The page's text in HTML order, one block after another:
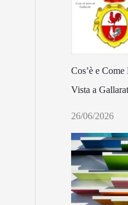
Cos’è e
Vista a
26/06/2026